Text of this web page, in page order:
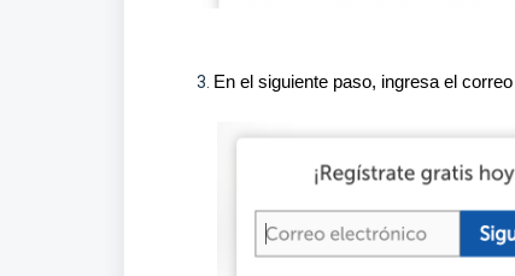
3. En el siguiente paso, ingresa el